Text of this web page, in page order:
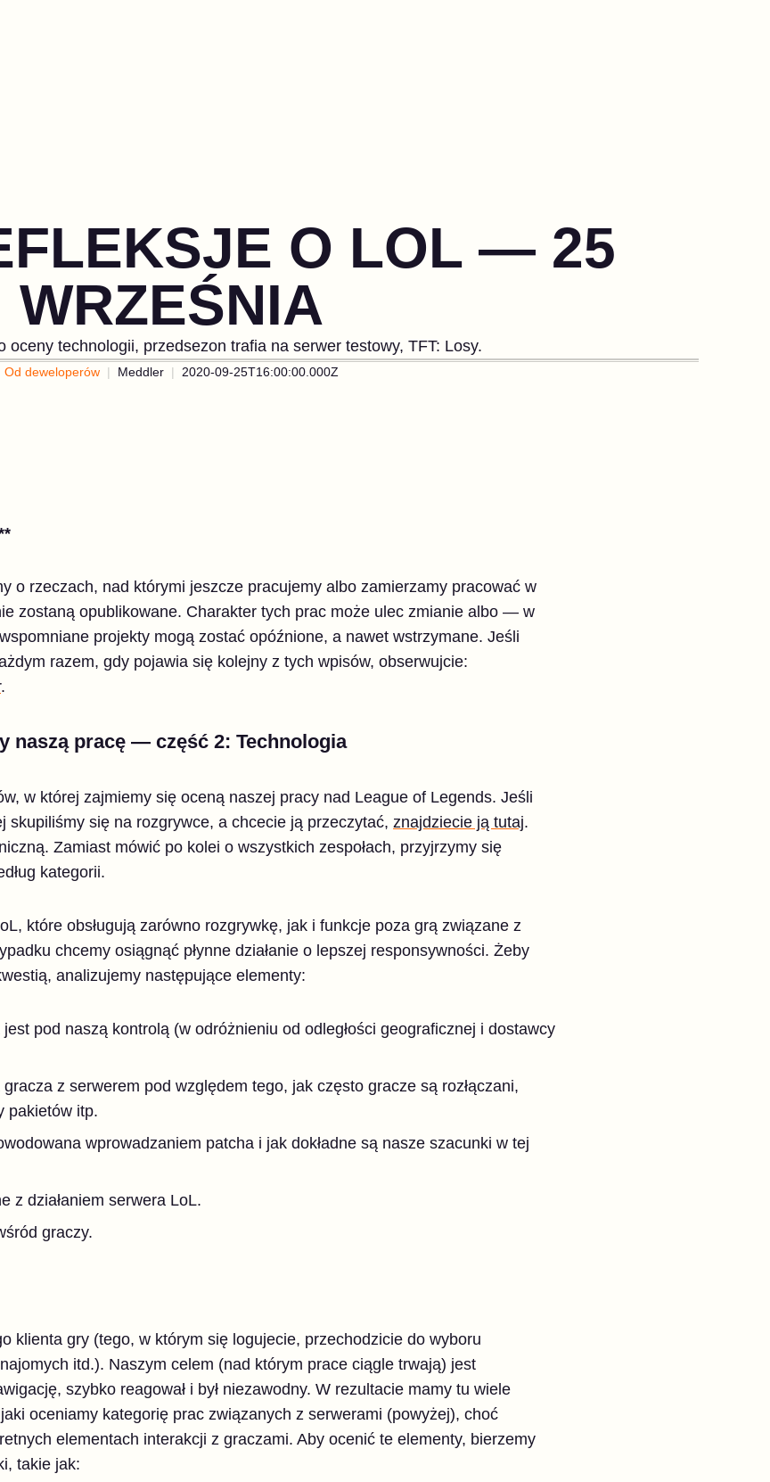
O LOL — 25
WRZEŚNIA
oceny technologii, przedsezon trafia na serwer testowy, TFT: Losy.
Od deweloperów Meddler 2020-09-25T16:00:00.000Z
o rzeczach, nad którymi jeszcze pracujemy albo zamierzamy pracować w
zostaną opublikowane. Charakter tych prac może ulec zmianie albo — w
projekty mogą zostać opóźnione, a nawet wstrzymane. Jeśli
razem, gdy pojawia się kolejny z tych wpisów, obserwujcie:
.
naszą pracę — część 2: Technologia
w której zajmiemy się oceną naszej pracy nad League of Legends. Jeśli
skupiliśmy się na rozgrywce, a chcecie ją przeczytać, znajdziecie ją tutaj.
Zamiast mówić po kolei o wszystkich zespołach, przyjrzymy się
kategorii.
które obsługują zarówno rozgrywkę, jak i funkcje poza grą związane z
chcemy osiągnąć płynne działanie o lepszej responsywności. Żeby
analizujemy następujące elementy:
pod naszą kontrolą (w odróżnieniu od odległości geograficznej i dostawcy
z serwerem pod względem tego, jak często gracze są rozłączani,
pakietów itp.
wprowadzaniem patcha i jak dokładne są nasze szacunki w tej
z działaniem serwera LoL.
graczy.
klienta gry (tego, w którym się logujecie, przechodzicie do wyboru
itd.). Naszym celem (nad którym prace ciągle trwają) jest
szybko reagował i był niezawodny. W rezultacie mamy tu wiele
oceniamy kategorię prac związanych z serwerami (powyżej), choć
elementach interakcji z graczami. Aby ocenić te elementy, bierzemy
takie jak: